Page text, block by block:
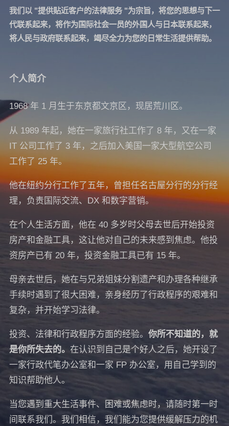
我们以 "提供贴近客户的法律服务 "为宗旨，将您的思想与下一
代联系起来，将作为国际社会一员的外国人与日本联系起来，
将人民与政府联系起来，竭尽全力为您的日常生活提供帮助。
个人简介
1968 年 1 月生于东京都文京区，现居荒川区。
从 1989 年起，她在一家旅行社工作了 8 年，又在一家
IT 公司工作了 3 年，之后加入美国一家大型航空公司
工作了 25 年。
他在纽约分行工作了五年，曾担任名古屋分行的分行经
理，负责国际交流、DX 和数字营销。
在个人生活方面，他在 40 多岁时父母去世后开始投资
房产和金融工具，这让他对自己的未来感到焦虑。他投
资房产已有 20 年，投资金融工具已有 15 年。
母亲去世后，她在与兄弟姐妹分割遗产和办理各种继承
手续时遇到了很大困难，亲身经历了行政程序的艰难和
复杂，并开始学习法律。
投资、法律和行政程序方面的经验。 你所不知道的，就
是你所失去的。 在认识到自己是个好人之后，她开设了
一家行政代笔办公室和一家 FP 办公室，用自己学到的
知识帮助他人。
当您遇到重大生活事件、困难或焦虑时，请随时第一时
间联系我们。我们相信，我们能为您提供缓解压力的机